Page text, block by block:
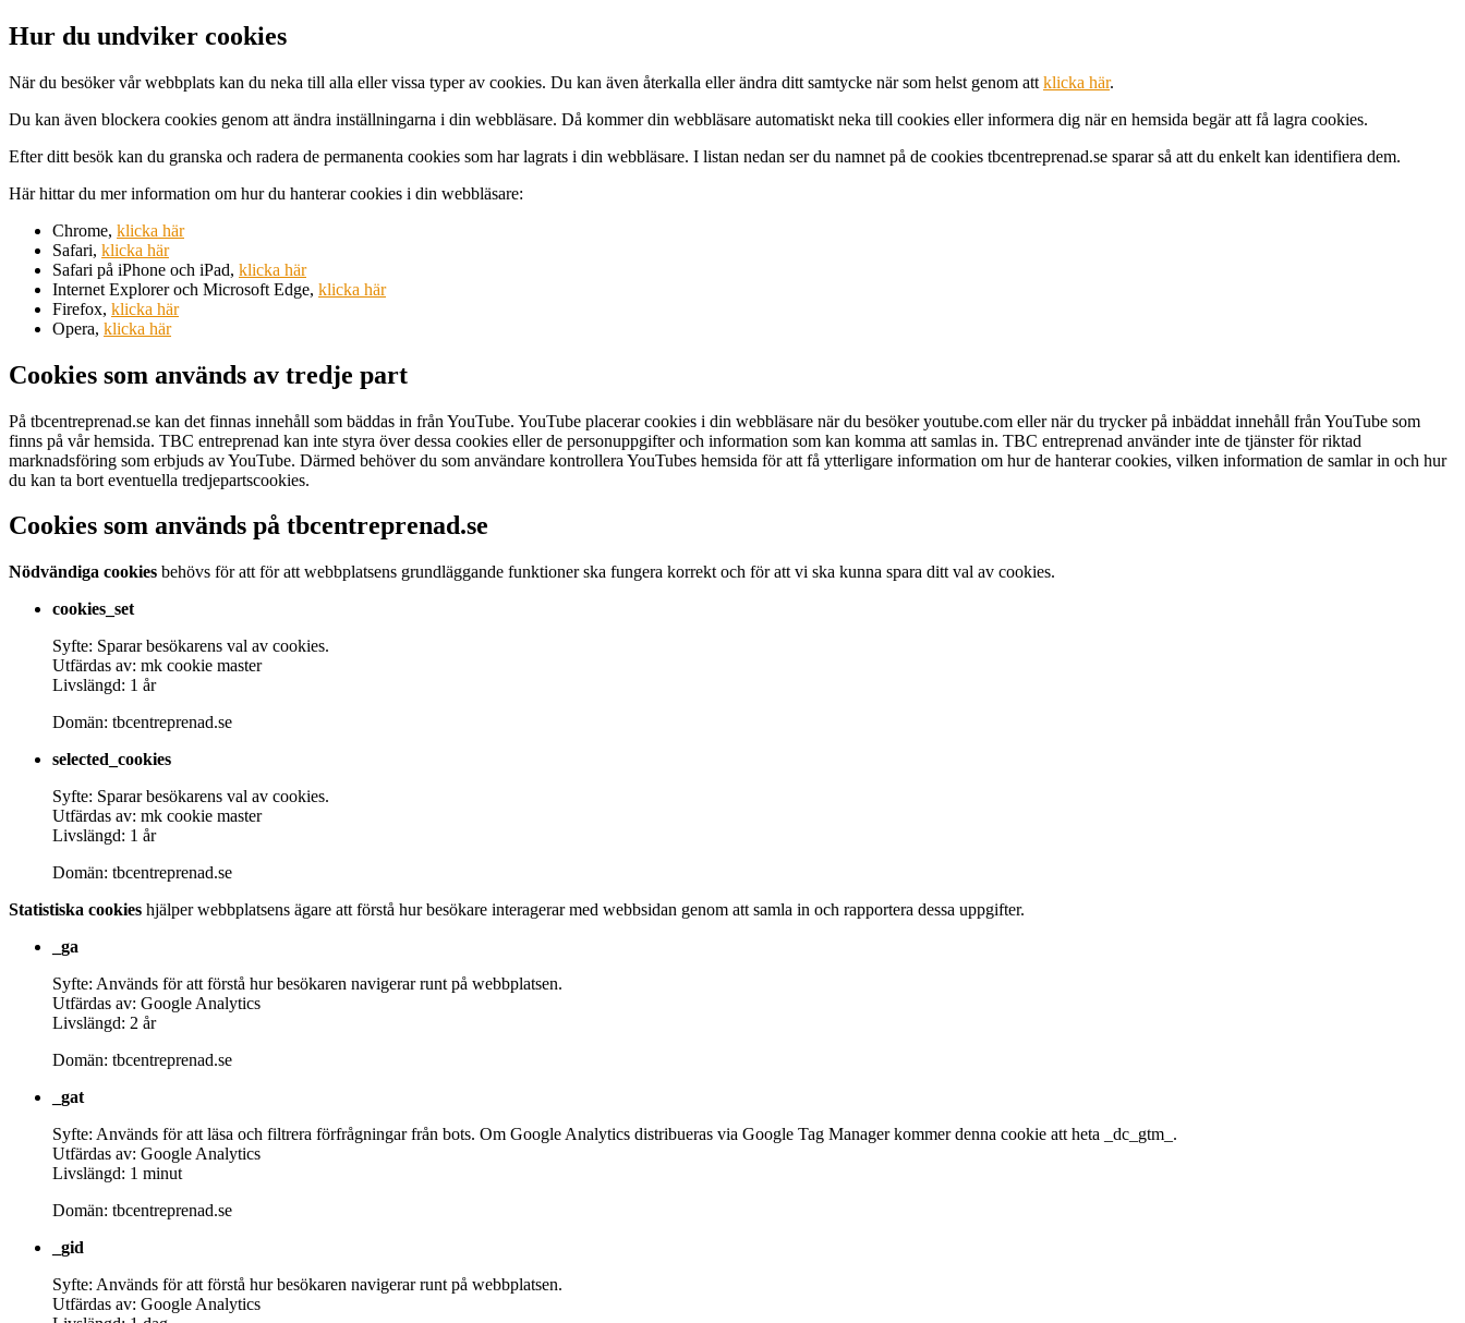
Hur du undviker cookies
När du besöker vår webbplats kan du neka till alla eller vissa typer av cookies. Du kan även återkalla eller ändra ditt samtycke när som helst genom att klicka här.
Du kan även blockera cookies genom att ändra inställningarna i din webbläsare. Då kommer din webbläsare automatiskt neka till cookies eller informera dig när en hemsida begär att få lagra cookies.
Efter ditt besök kan du granska och radera de permanenta cookies som har lagrats i din webbläsare. I listan nedan ser du namnet på de cookies tbcentreprenad.se sparar så att du enkelt kan identifiera dem.
Här hittar du mer information om hur du hanterar cookies i din webbläsare:
Chrome, klicka här
Safari, klicka här
Safari på iPhone och iPad, klicka här
Internet Explorer och Microsoft Edge, klicka här
Firefox, klicka här
Opera, klicka här
Cookies som används av tredje part
På tbcentreprenad.se kan det finnas innehåll som bäddas in från YouTube. YouTube placerar cookies i din webbläsare när du besöker youtube.com eller när du trycker på inbäddat innehåll från YouTube som
finns på vår hemsida. TBC entreprenad kan inte styra över dessa cookies eller de personuppgifter och information som kan komma att samlas in. TBC entreprenad använder inte de tjänster för riktad
marknadsföring som erbjuds av YouTube. Därmed behöver du som användare kontrollera YouTubes hemsida för att få ytterligare information om hur de hanterar cookies, vilken information de samlar in och hur
du kan ta bort eventuella tredjepartscookies.
Cookies som används på tbcentreprenad.se
Nödvändiga cookies behövs för att för att webbplatsens grundläggande funktioner ska fungera korrekt och för att vi ska kunna spara ditt val av cookies.
cookies_set
Syfte: Sparar besökarens val av cookies.
Utfärdas av: mk cookie master
Livslängd: 1 år
Domän: tbcentreprenad.se
selected_cookies
Syfte: Sparar besökarens val av cookies.
Utfärdas av: mk cookie master
Livslängd: 1 år
Domän: tbcentreprenad.se
Statistiska cookies hjälper webbplatsens ägare att förstå hur besökare interagerar med webbsidan genom att samla in och rapportera dessa uppgifter.
_ga
Syfte: Används för att förstå hur besökaren navigerar runt på webbplatsen.
Utfärdas av: Google Analytics
Livslängd: 2 år
Domän: tbcentreprenad.se
_gat
Syfte: Används för att läsa och filtrera förfrågningar från bots. Om Google Analytics distribueras via Google Tag Manager kommer denna cookie att heta _dc_gtm_.
Utfärdas av: Google Analytics
Livslängd: 1 minut
Domän: tbcentreprenad.se
_gid
Syfte: Används för att förstå hur besökaren navigerar runt på webbplatsen.
Utfärdas av: Google Analytics